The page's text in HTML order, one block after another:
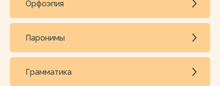
Орфоэпия
Паронимы
Грамматика